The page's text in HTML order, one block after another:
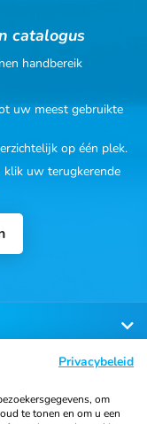
catalogus
handbereik
uw meest gebruikte
op één plek.
klik uw terugkerende
Privacybeleid
om
te tonen en om u een